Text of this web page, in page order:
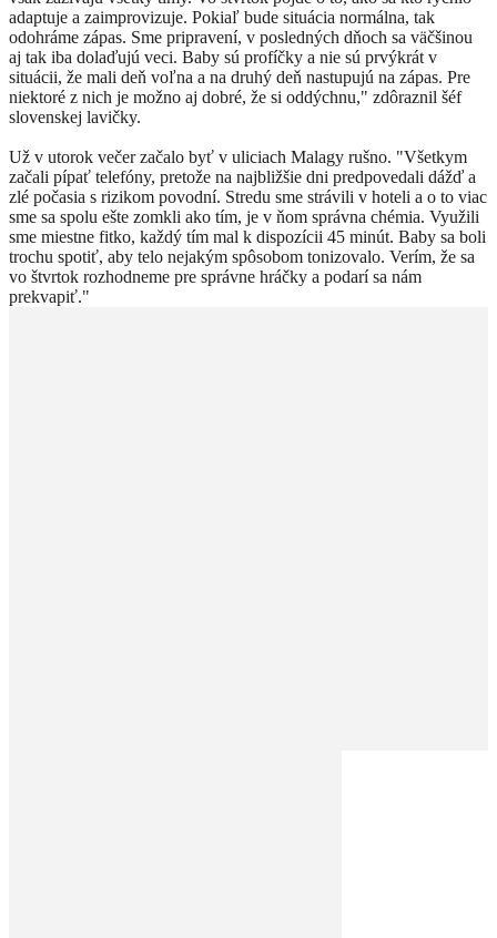
adaptuje a zaimprovizuje. Pokiaľ bude situácia normálna, tak
odohráme zápas. Sme pripravení, v posledných dňoch sa väčšinou
aj tak iba dolaďujú veci. Baby sú profíčky a nie sú prvýkrát v
situácii, že mali deň voľna a na druhý deň nastupujú na zápas. Pre
niektoré z nich je možno aj dobré, že si oddýchnu," zdôraznil šéf
slovenskej lavičky.
Už v utorok večer začalo byť v uliciach Malagy rušno. "Všetkym
začali pípať telefóny, pretože na najbližšie dni predpovedali dážď a
zlé počasia s rizikom povodní. Stredu sme strávili v hoteli a o to viac
sme sa spolu ešte zomkli ako tím, je v ňom správna chémia. Využili
sme miestne fitko, každý tím mal k dispozícii 45 minút. Baby sa boli
trochu spotiť, aby telo nejakým spôsobom tonizovalo. Verím, že sa
vo štvrtok rozhodneme pre správne hráčky a podarí sa nám
prekvapiť."